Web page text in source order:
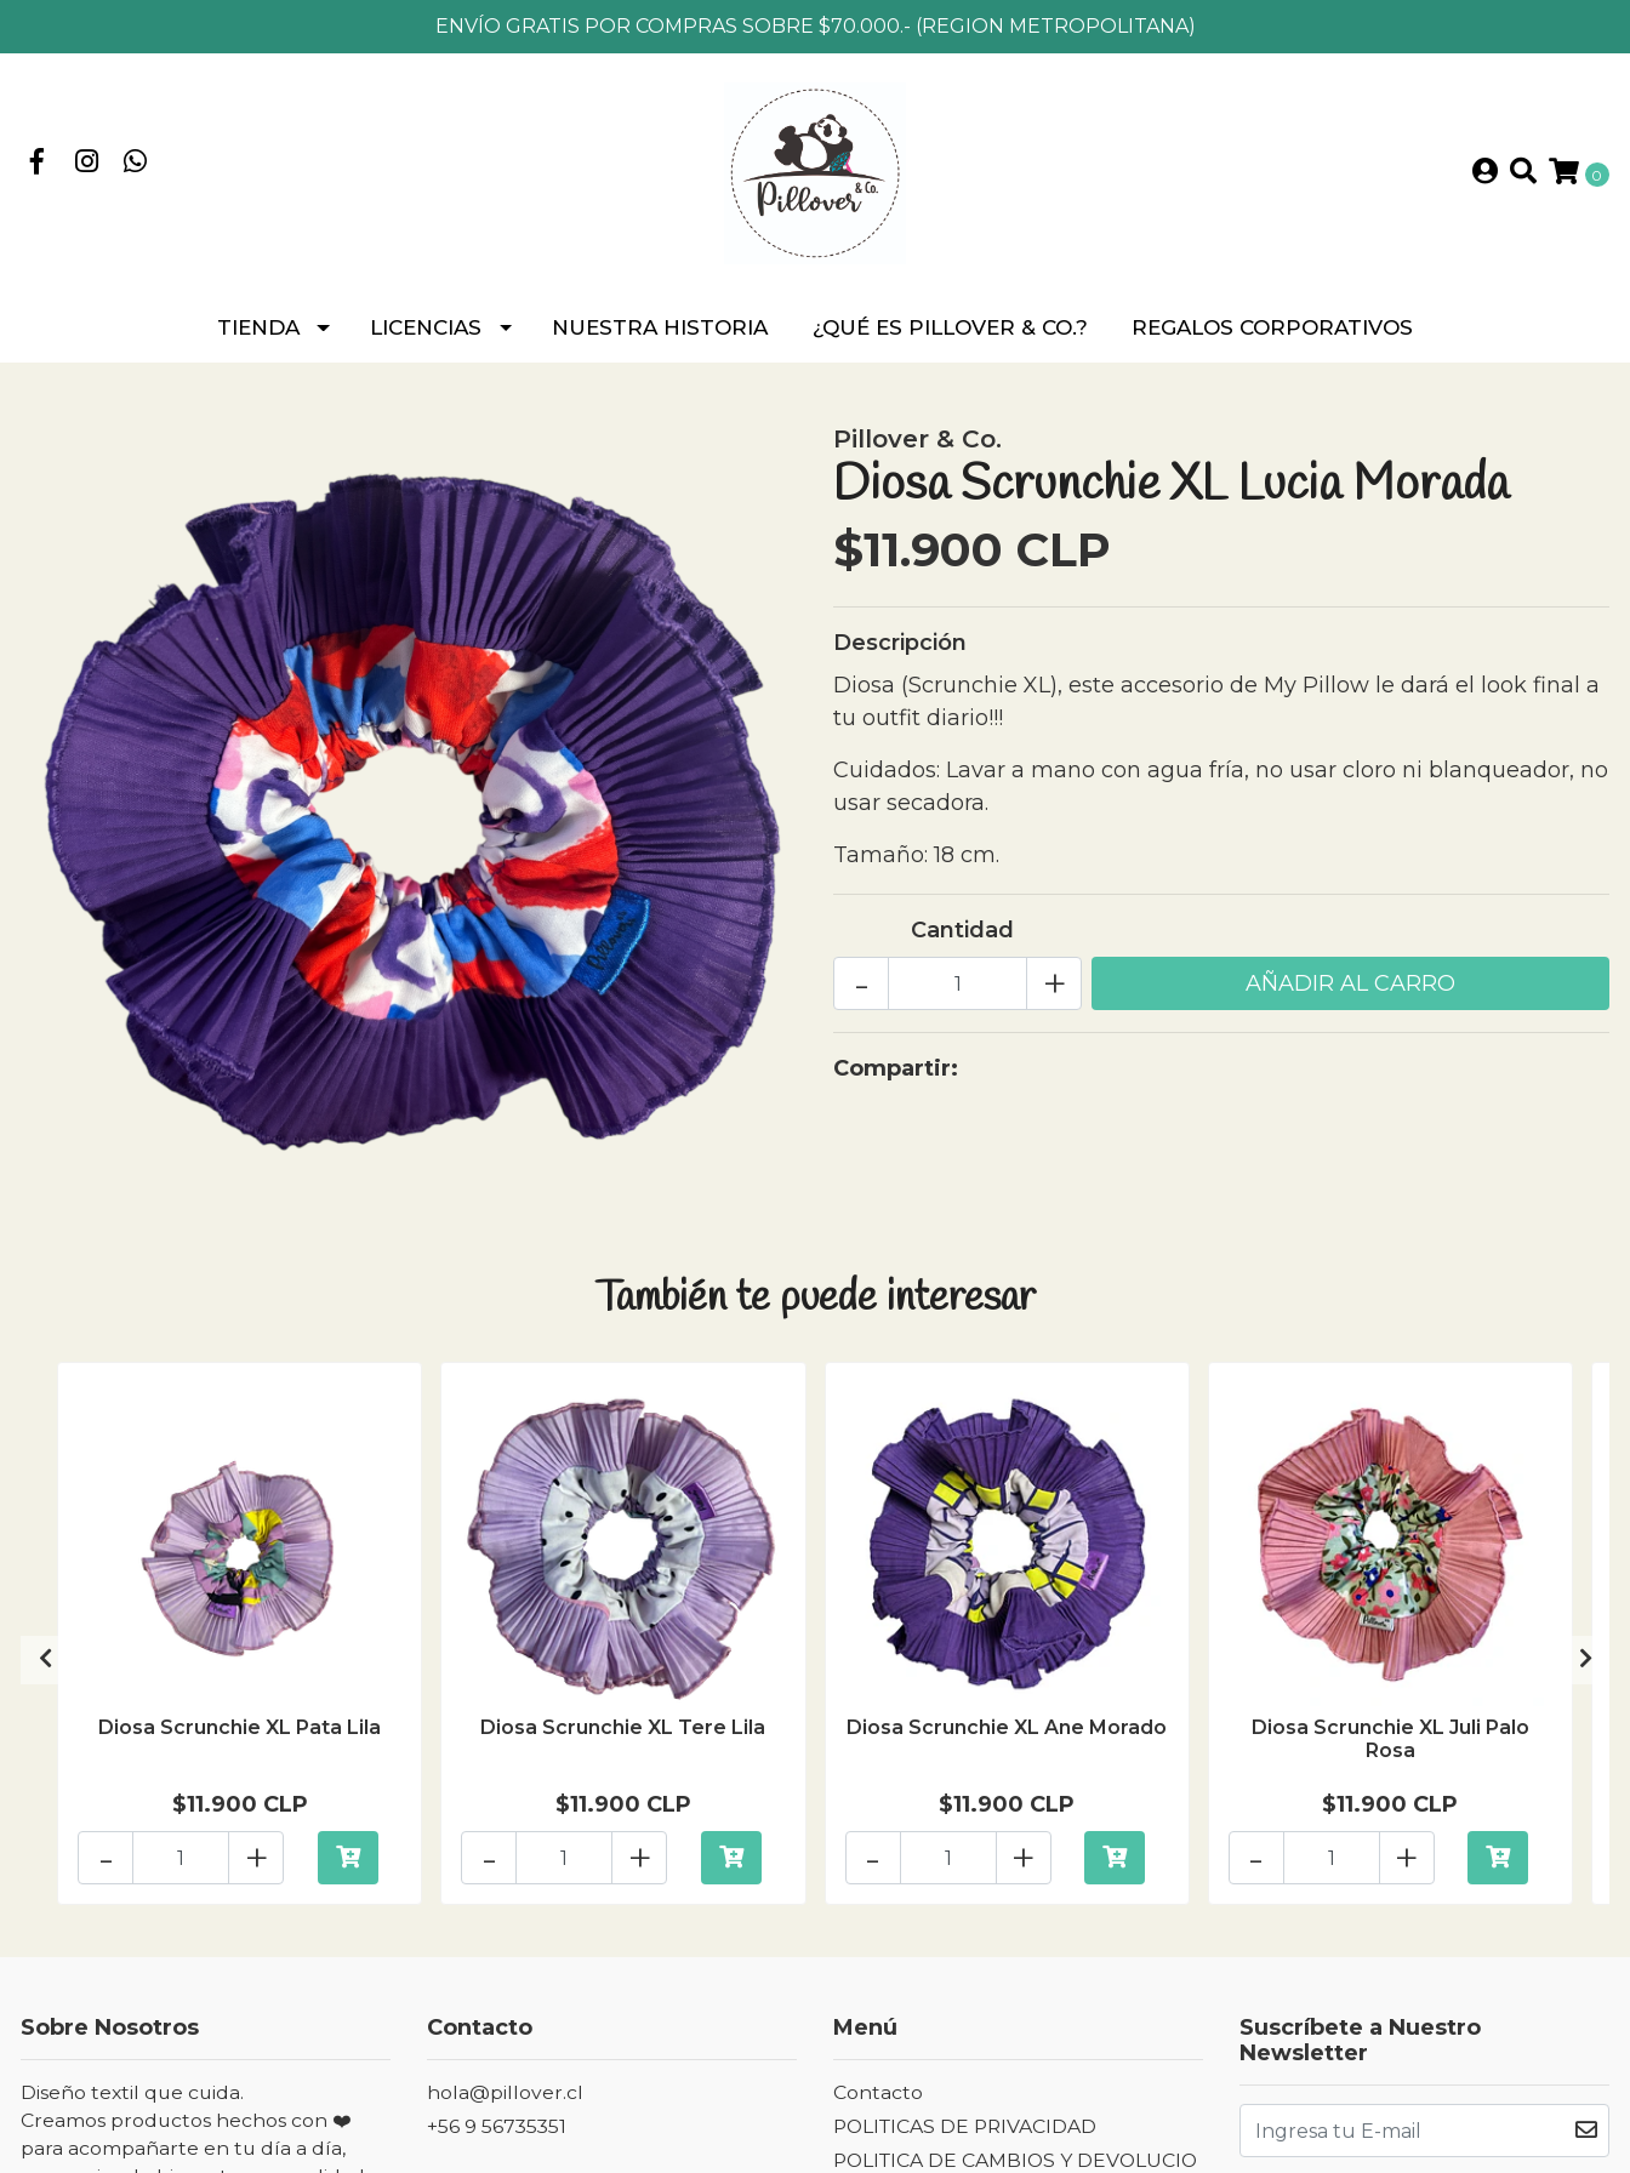
ENVÍO GRATIS POR COMPRAS SOBRE $70.000.- (REGION METROPOLITANA)
0
TIENDA LICENCIAS NUESTRA HISTORIA ¿QUÉ ES PILLOVER & CO.? REGALOS CORPORATIVOS
Pillover & Co.
Diosa Scrunchie XL Lucia Morada
$11.900 CLP
Descripción
Diosa (Scrunchie XL), este accesorio de My Pillow le dará el look final a
tu outfit diario!!!
Cuidados: Lavar a mano con agua fría, no usar cloro ni blanqueador, no
usar secadora.
Tamaño: 18 cm.
Cantidad
+
-
Compartir:
También te puede interesar
Diosa Scrunchie XL Pata Lila
$11.900 CLP
+
-
Diosa Scrunchie XL Tere Lila
$11.900 CLP
+
-
Diosa Scrunchie XL Ane Morado
$11.900 CLP
+
-
Diosa Scrunchie XL Juli Palo
Rosa
$11.900 CLP
+
-
Sobre Nosotros
Diseño textil que cuida.
Creamos productos hechos con ❤️
para acompañarte en tu día a día,
Contacto
hola@pillover.cl
+56 9 56735351
Menú
Contacto
POLITICAS DE PRIVACIDAD
POLITICA DE CAMBIOS Y DEVOLUCIO
Suscríbete a Nuestro
Newsletter